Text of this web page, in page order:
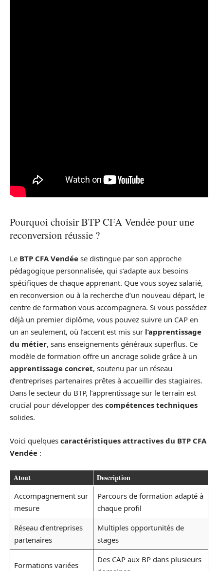
Pourquoi choisir BTP CFA Vendée pour une
reconversion réussie ?
Le BTP CFA Vendée se distingue par son approche
pédagogique personnalisée, qui s’adapte aux besoins
spécifiques de chaque apprenant. Que vous soyez salarié,
en reconversion ou à la recherche d’un nouveau départ, le
centre de formation vous accompagnera. Si vous possédez
déjà un premier diplôme, vous pouvez suivre un CAP en
un an seulement, où l’accent est mis sur l’apprentissage
du métier, sans enseignements généraux superflus. Ce
modèle de formation offre un ancrage solide grâce à un
apprentissage concret, soutenu par un réseau
d’entreprises partenaires prêtes à accueillir des stagiaires.
Dans le secteur du BTP, l’apprentissage sur le terrain est
crucial pour développer des compétences techniques
solides.
Voici quelques caractéristiques attractives du BTP CFA
Vendée :
Atout Description
Accompagnement sur
mesure
Parcours de formation adapté à
chaque profil
Réseau d’entreprises
partenaires
Multiples opportunités de
stages
Formations variées
Des CAP aux BP dans plusieurs